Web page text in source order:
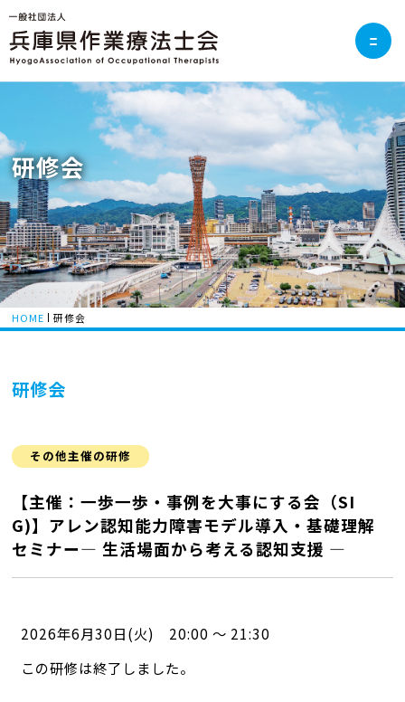
研修会
HOME 研修会
研修会
その他主催の研修
【主催：一歩一歩・事例を大事にする会（SI
G)】アレン認知能力障害モデル導入・基礎理解
セミナー― 生活場面から考える認知支援 ―
2026年6月30日(火) 20:00 ～ 21:30
この研修は終了しました。